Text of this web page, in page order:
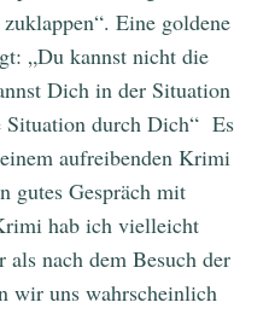
Eine goldene
„Du kannst nicht die
Dich in der Situation
Situation durch Dich“ Es
aufreibenden Krimi
gutes Gespräch mit
hab ich vielleicht
nach dem Besuch der
wir uns wahrscheinlich